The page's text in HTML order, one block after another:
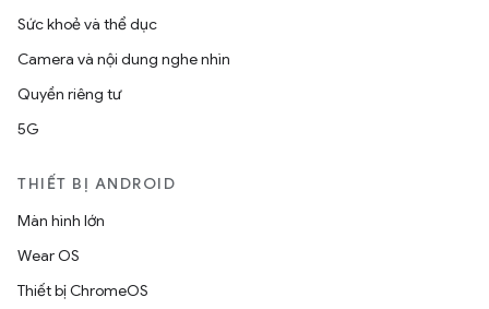
Sức khoẻ và thể dục
Camera và nội dung nghe nhìn
Quyền riêng tư
5G
THIẾT BỊ ANDROID
Màn hình lớn
Wear OS
Thiết bị ChromeOS